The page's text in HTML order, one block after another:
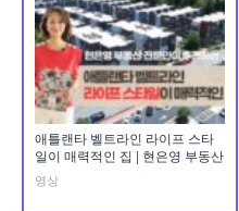
애틀랜타 벨트라인 라이프 스타
일이 매력적인 집 | 현은영 부동산
영상